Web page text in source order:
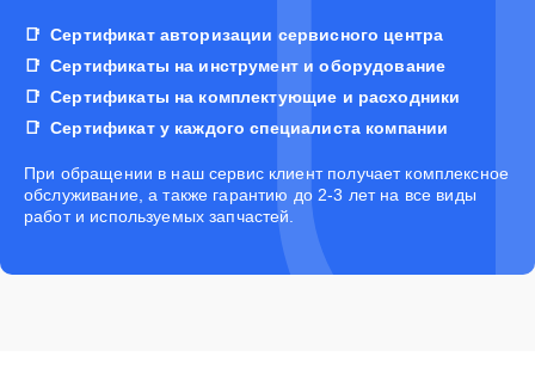
Сертификат авторизации сервисного центра
Сертификаты на инструмент и оборудование
Сертификаты на комплектующие и расходники
Сертификат у каждого специалиста компании
При обращении в наш сервис клиент получает комплексное
обслуживание, а также гарантию до 2-3 лет на все виды
работ и используемых запчастей.